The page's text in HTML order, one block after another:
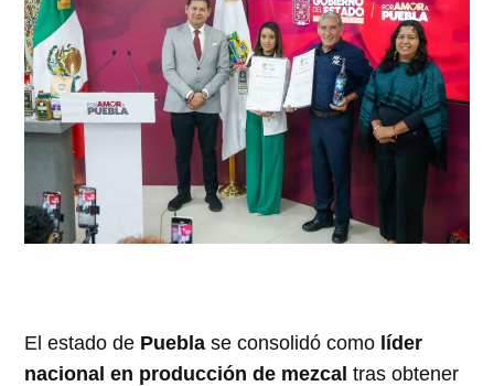
El estado de Puebla se consolidó como líder
nacional en producción de mezcal tras obtener